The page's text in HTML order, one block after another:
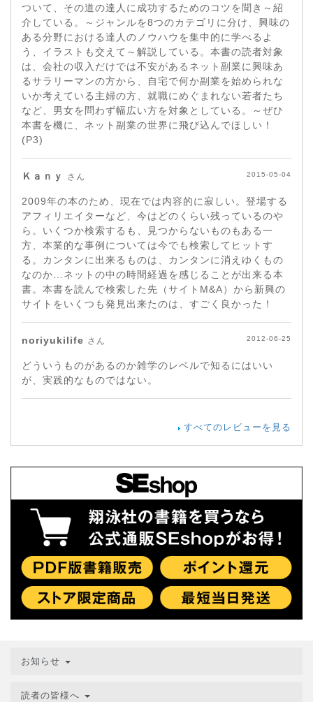
ついて、その道の達人に成功するためのコツを聞き～紹
介している。～ジャンルを8つのカテゴリに分け、興味の
ある分野における達人のノウハウを集中的に学べるよ
う、イラストも交えて～解説している。本書の読者対象
は、会社の収入だけでは不安があるネット副業に興味あ
るサラリーマンの方から、自宅で何か副業を始められな
いか考えている主婦の方、就職にめぐまれない若者たち
など、男女を問わず幅広い方を対象としている。～ぜひ
本書を機に、ネット副業の世界に飛び込んでほしい！
(P3)
Ｋａｎｙ さん 2015-05-04
2009年の本のため、現在では内容的に寂しい。登場する
アフィリエイターなど、今はどのくらい残っているのや
ら。いくつか検索するも、見つからないものもある一
方、本業的な事例については今でも検索してヒットす
る。カンタンに出来るものは、カンタンに消えゆくもの
なのか…ネットの中の時間経過を感じることが出来る本
書。本書を読んで検索した先（サイトM&A）から新興の
サイトをいくつも発見出来たのは、すごく良かった！
noriyukilife さん 2012-06-25
どういうものがあるのか雑学のレベルで知るにはいい
が、実践的なものではない。
すべてのレビューを見る
お知らせ
読者の皆様へ